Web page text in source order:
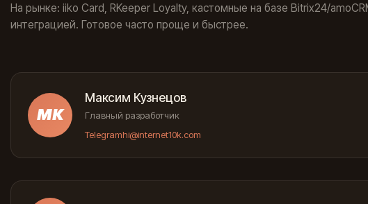
На рынке: iiko Card, RKeeper Loyalty, кастомные на базе Bitrix24/
интеграцией. Готовое часто проще и быстрее.
МК
Максим Кузнецов
Главный разработчик
Telegramhi@internet10k.com